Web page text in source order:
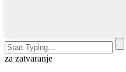
za zatvaranje